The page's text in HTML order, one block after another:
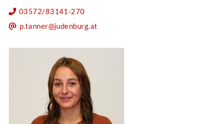
03572/83141-270
p.tanner@judenburg.at